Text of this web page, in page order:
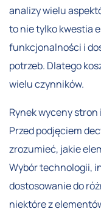
analizy wielu
to nie tylko kwestia
funkcjonalności i
potrzeb. Dlatego
wielu czynników.
Rynek wyceny
Przed podjęciem
zrozumieć, jakie
Wybór technologii,
dostosowanie do
niektóre z